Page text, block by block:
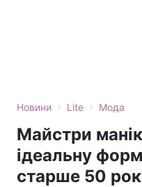
Новини › Lite › Мода
Майстри
ідеальну
старше 50